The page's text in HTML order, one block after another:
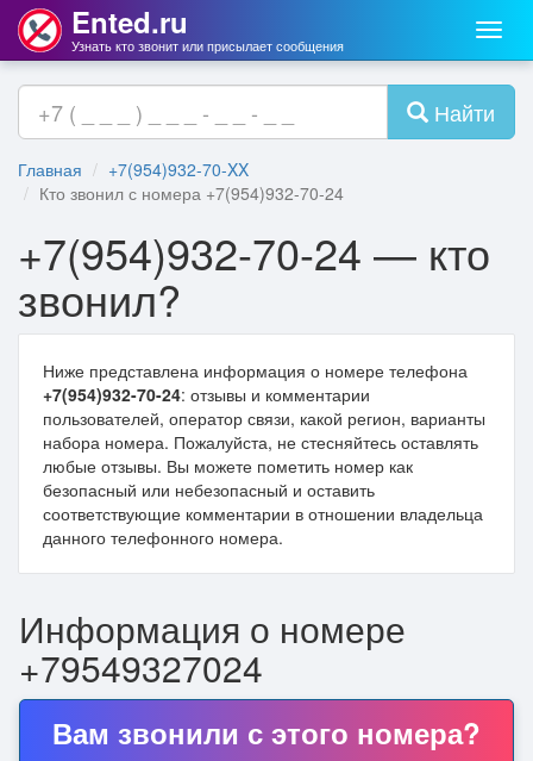
Меню
Ented.ru
Узнать кто звонит или присылает сообщения
Найти
Главная
+7(954)932-70-XX
Кто звонил с номера +7(954)932-70-24
+7(954)932-70-24 — кто
звонил?
Ниже представлена информация о номере телефона
+7(954)932-70-24: отзывы и комментарии
пользователей, оператор связи, какой регион, варианты
набора номера. Пожалуйста, не стесняйтесь оставлять
любые отзывы. Вы можете пометить номер как
безопасный или небезопасный и оставить
соответствующие комментарии в отношении владельца
данного телефонного номера.
Информация о номере
+79549327024
Вам звонили с этого номера?